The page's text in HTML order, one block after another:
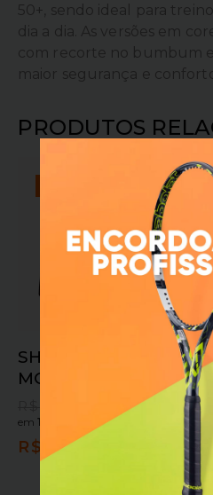
50+, sendo ideal para
dia a dia. As versões em
com recorte no bumbum
maior segurança e conforto.
PRODUTOS
SHORTS DUPLO
MORMAII CAFÉ
149,90
em10x sem jurosou
R$ 134,91
R$
R$